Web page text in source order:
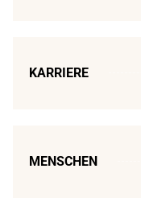
KARRIERE
MENSCHEN